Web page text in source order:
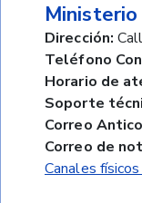
Dirección:
Teléfono
Horario de
Soporte
Correo
Correo de
Canales